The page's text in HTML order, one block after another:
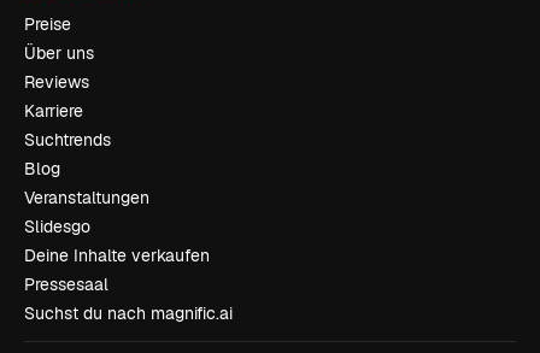
Preise
Über uns
Reviews
Karriere
Suchtrends
Blog
Veranstaltungen
Slidesgo
Deine Inhalte verkaufen
Pressesaal
Suchst du nach magnific.ai